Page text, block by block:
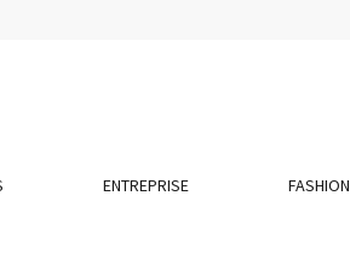
ENTREPRISE FASHION